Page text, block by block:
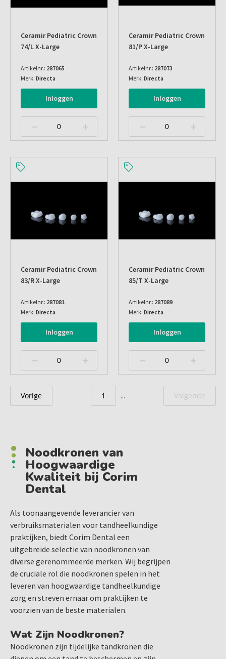
Ceramir Pediatric Crown
74/l X-Large
Artikelnr.: 287065
Merk: Directa
Inloggen
Ceramir Pediatric Crown
81/p X-Large
Artikelnr.: 287073
Merk: Directa
Inloggen
Ceramir Pediatric Crown
83/r X-Large
Artikelnr.: 287081
Merk: Directa
Inloggen
Ceramir Pediatric Crown
85/t X-Large
Artikelnr.: 287089
Merk: Directa
Inloggen
Vorige 1 ... Volgende
Noodkronen van
Hoogwaardige
Kwaliteit bij Corim
Dental
Als toonaangevende leverancier van
verbruiksmaterialen voor tandheelkundige
praktijken, biedt Corim Dental een
uitgebreide selectie van noodkronen van
diverse gerenommeerde merken. Wij begrijpen
de cruciale rol die noodkronen spelen in het
leveren van hoogwaardige tandheelkundige
zorg en streven ernaar om praktijken te
voorzien van de beste materialen.
Wat Zijn Noodkronen?
Noodkronen zijn tijdelijke tandkronen die